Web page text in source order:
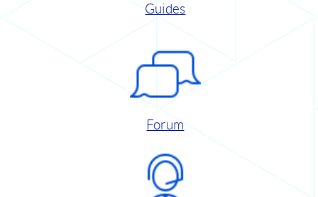
Guides
Forum